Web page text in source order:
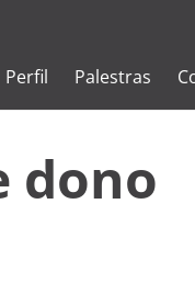
Perfil Palestras
dono